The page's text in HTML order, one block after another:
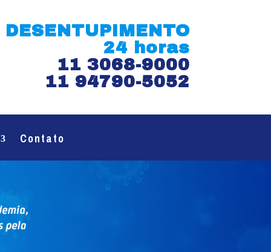
DESENTUPIMENTO
24 horas
11 3068-9000
11 94790-5052
Contato